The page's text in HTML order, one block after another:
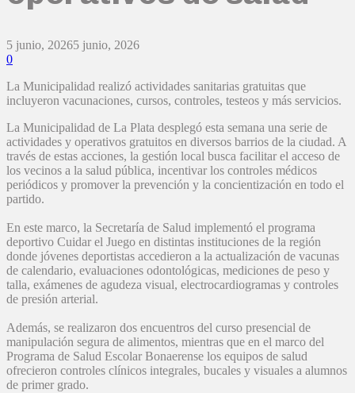
5 junio, 20265 junio, 2026
0
La Municipalidad realizó actividades sanitarias gratuitas que
incluyeron vacunaciones, cursos, controles, testeos y más servicios.
La Municipalidad de La Plata desplegó esta semana una serie de
actividades y operativos gratuitos en diversos barrios de la ciudad. A
través de estas acciones, la gestión local busca facilitar el acceso de
los vecinos a la salud pública, incentivar los controles médicos
periódicos y promover la prevención y la concientización en todo el
partido.
En este marco, la Secretaría de Salud implementó el programa
deportivo Cuidar el Juego en distintas instituciones de la región
donde jóvenes deportistas accedieron a la actualización de vacunas
de calendario, evaluaciones odontológicas, mediciones de peso y
talla, exámenes de agudeza visual, electrocardiogramas y controles
de presión arterial.
Además, se realizaron dos encuentros del curso presencial de
manipulación segura de alimentos, mientras que en el marco del
Programa de Salud Escolar Bonaerense los equipos de salud
ofrecieron controles clínicos integrales, bucales y visuales a alumnos
de primer grado.